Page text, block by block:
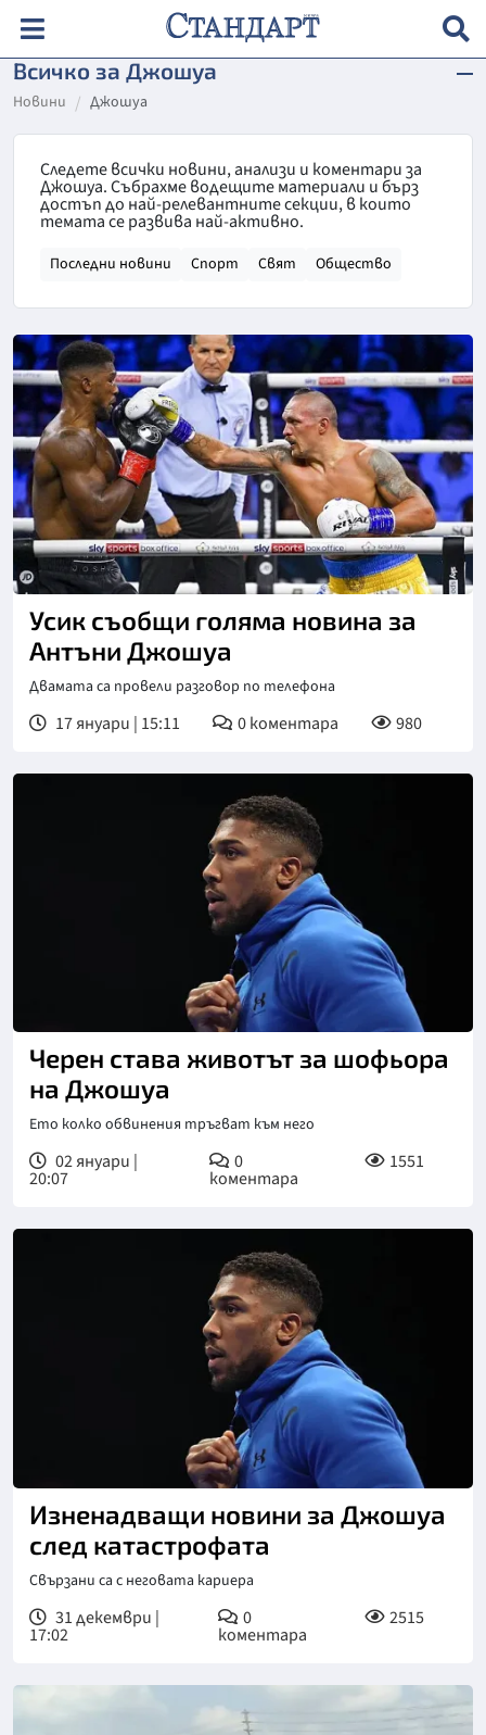
Всичко за Джошуа
Новини Джошуа
Следете всички новини, анализи и коментари за
Джошуа. Събрахме водещите материали и бърз
достъп до най-релевантните секции, в които
темата се развива най-активно.
Последни новини Спорт Свят Общество
Усик съобщи голяма новина за
Антъни Джошуа
Двамата са провели разговор по телефона
17 януари | 15:11 0коментара 980
Черен става животът за шофьора
на Джошуа
Ето колко обвинения тръгват към него
02 януари |
20:07
0
коментара
1551
Изненадващи новини за Джошуа
след катастрофата
Свързани са с неговата кариера
31 декември |
17:02
0
коментара
2515